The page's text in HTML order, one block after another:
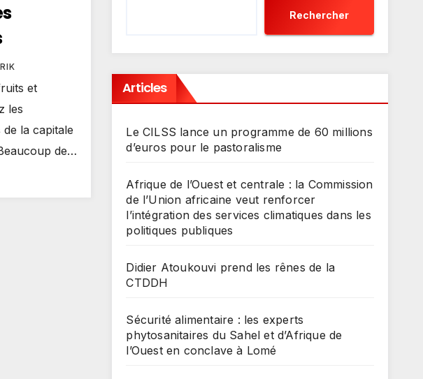
et
les
la capitale
de…
Rechercher
Articles
Le CILSS lance un programme de 60 millions
d’euros pour le pastoralisme
Afrique de l’Ouest et centrale : la Commission
de l’Union africaine veut renforcer
l’intégration des services climatiques dans les
politiques publiques
Didier Atoukouvi prend les rênes de la
CTDDH
Sécurité alimentaire : les experts
phytosanitaires du Sahel et d’Afrique de
l’Ouest en conclave à Lomé